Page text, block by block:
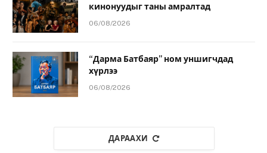
кинонуудыг таны амралтад
06/08/2026
“Дарма Батбаяр” ном уншигчдад
хүрлээ
06/08/2026
ДАРААХИ